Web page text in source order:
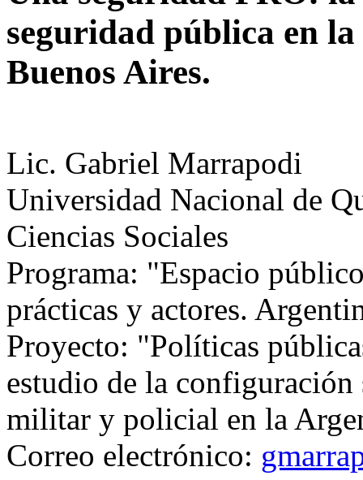
seguridad pública en
Buenos Aires.
Lic. Gabriel Marrapodi
Universidad Nacional de
Ciencias Sociales
Programa: "Espacio
prácticas y actores.
Proyecto: "Políticas
estudio de la
militar y policial en la
Correo electrónico: